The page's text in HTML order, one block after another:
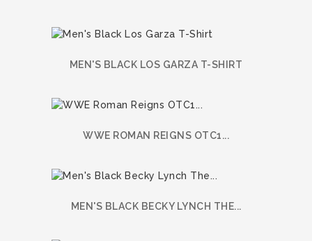
MEN'S BLACK LOS GARZA T-SHIRT
WWE ROMAN REIGNS OTC1...
MEN'S BLACK BECKY LYNCH THE...